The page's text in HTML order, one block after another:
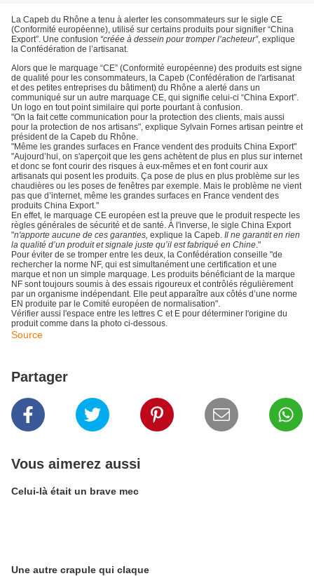
La Capeb du Rhône a tenu à alerter les consommateurs sur le sigle CE
(Conformité européenne), utilisé sur certains produits pour signifier “China
Export”. Une confusion “créée à dessein pour tromper l’acheteur”, explique
la Confédération de l’artisanat.
Alors que le marquage “CE” (Conformité européenne) des produits est signe
de qualité pour les consommateurs, la Capeb (Confédération de l'artisanat
et des petites entreprises du bâtiment) du Rhône a alerté dans un
communiqué sur un autre marquage CE, qui signifie celui-ci “China Export”.
Un logo en tout point similaire qui porte pourtant à confusion.
"On la fait cette communication pour la protection des clients, mais aussi
pour la protection de nos artisans", explique Sylvain Fornes artisan peintre et
président de la Capeb du Rhône.
"Même les grandes surfaces en France vendent des produits China Export"
"Aujourd’hui, on s'aperçoit que les gens achètent de plus en plus sur internet
et donc se font courir des risques à eux-mêmes et en font courir aux
artisanats qui posent les produits. Ça pose de plus en plus problème sur les
chaudières ou les poses de fenêtres par exemple. Mais le problème ne vient
pas que d’internet, même les grandes surfaces en France vendent des
produits China Export."
En effet, le marquage CE européen est la preuve que le produit respecte les
règles générales de sécurité et de santé. À l'inverse, le sigle China Export
"n'apporte aucune de ces garanties, explique la Capeb. Il ne garantit en rien
la qualité d’un produit et signale juste qu’il est fabriqué en Chine."
Pour éviter de se tromper entre les deux, la Confédération conseille "de
rechercher la norme NF, qui est simultanément une certification et une
marque et non un simple marquage. Les produits bénéficiant de la marque
NF sont toujours soumis à des essais rigoureux et contrôlés régulièrement
par un organisme indépendant. Elle peut apparaître aux côtés d’une norme
EN produite par le Comité européen de normalisation".
Vérifier aussi l'espace entre les lettres C et E pour déterminer l'origine du
produit comme dans la photo ci-dessous.
Source
Partager
Vous aimerez aussi
Celui-là était un brave mec
Une autre crapule qui claque